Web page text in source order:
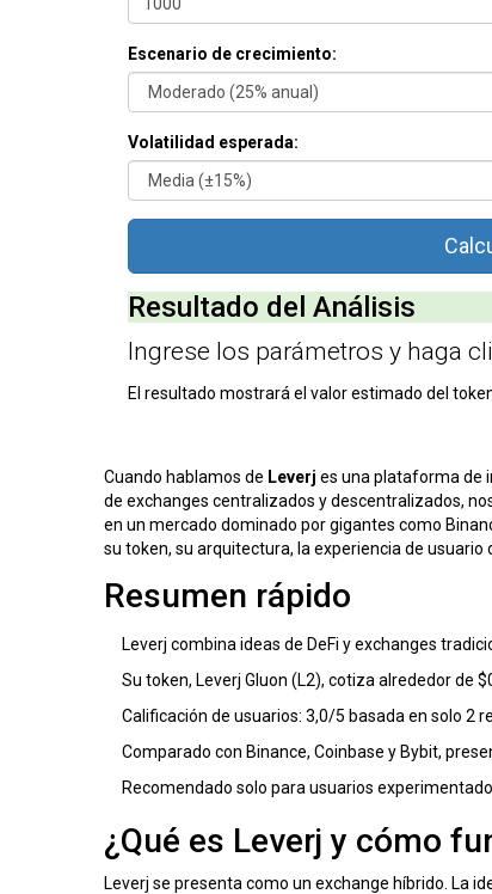
Escenario de crecimiento:
Volatilidad esperada:
Resultado del Análisis
Ingrese los parámetros y haga
El resultado mostrará el valor estimado del
Cuando hablamos de Leverj es una plataforma de
de exchanges centralizados y descentralizados,
en un mercado dominado por gigantes como
su token, su arquitectura, la experiencia de
Resumen rápido
Leverj combina ideas de DeFi y exchanges
Su token, Leverj Gluon (L2), cotiza alrededor de
Calificación de usuarios: 3,0/5 basada en solo 2
Comparado con Binance, Coinbase y Bybit,
Recomendado solo para usuarios
¿Qué es Leverj y cómo
Leverj se presenta como un exchange híbrido . La